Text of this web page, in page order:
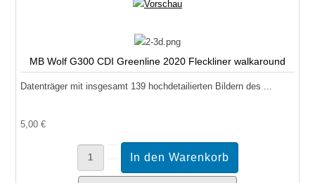
MB Wolf G300 CDI Greenline 2020 Fleckliner walkaround
Datenträger mit insgesamt 139 hochdetailierten Bildern des ...
5,00 €